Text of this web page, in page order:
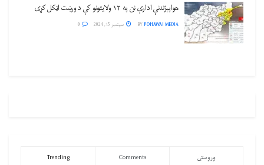
هواپېژندنې ادارې نن په ۱۲ ولایتونو کې د ورښت اټکل کړی
BYPOHAWAI MEDIA سپتمبر 15, 2024
Trending Comments وروستی